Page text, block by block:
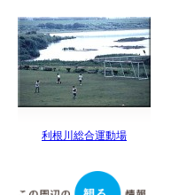
利根川総合運動場